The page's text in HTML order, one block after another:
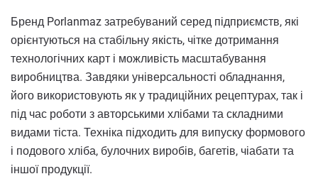
Бренд Porlanmaz затребуваний серед підприємств, які
орієнтуються на стабільну якість, чітке дотримання
технологічних карт і можливість масштабування
виробництва. Завдяки універсальності обладнання,
його використовують як у традиційних рецептурах, так і
під час роботи з авторськими хлібами та складними
видами тіста. Техніка підходить для випуску формового
і подового хліба, булочних виробів, багетів, чіабати та
іншої продукції.